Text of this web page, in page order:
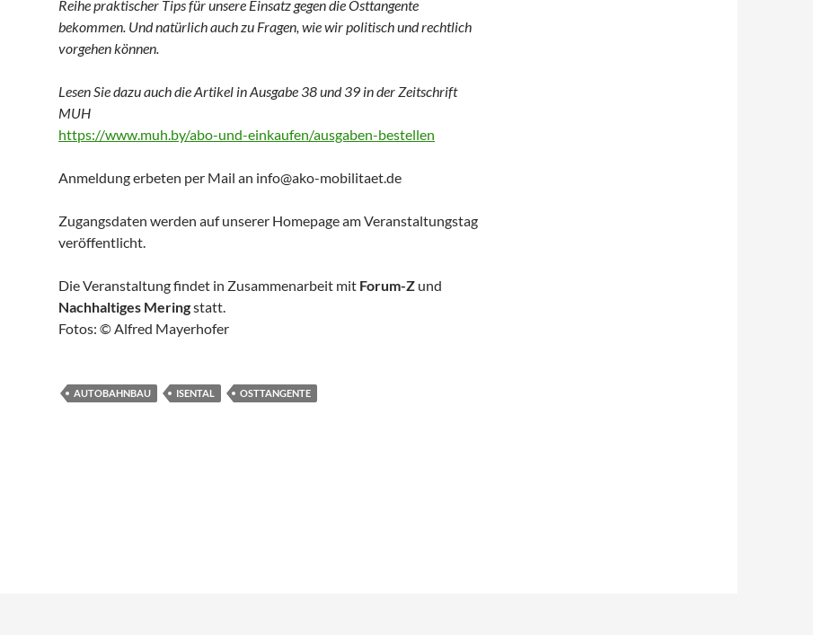
Reihe praktischer Tips für unsere Einsatz gegen die Osttangente
bekommen. Und natürlich auch zu Fragen, wie wir politisch und rechtlich
vorgehen können.
Lesen Sie dazu auch die Artikel in Ausgabe 38 und 39 in derZeitschrift
MUH
https://www.muh.by/abo-und-einkaufen/ausgaben-bestellen
Anmeldung erbeten per Mail an info@ako-mobilitaet.de
Zugangsdaten werden auf unserer Homepage am Veranstaltungstag
veröffentlicht.
Die Veranstaltung findet in Zusammenarbeit mit Forum-Z und
Nachhaltiges Meringstatt.
Fotos: © Alfred Mayerhofer
AUTOBAHNBAU ISENTAL OSTTANGENTE